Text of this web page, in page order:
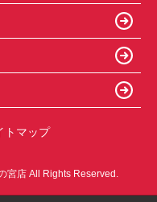
トマップ
宮店 All Rights Reserved.